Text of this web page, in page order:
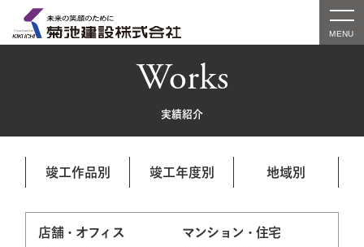
Works
実績紹介
竣工作品別 竣工年度別 地域別
店舗・オフィス
マンション・住宅